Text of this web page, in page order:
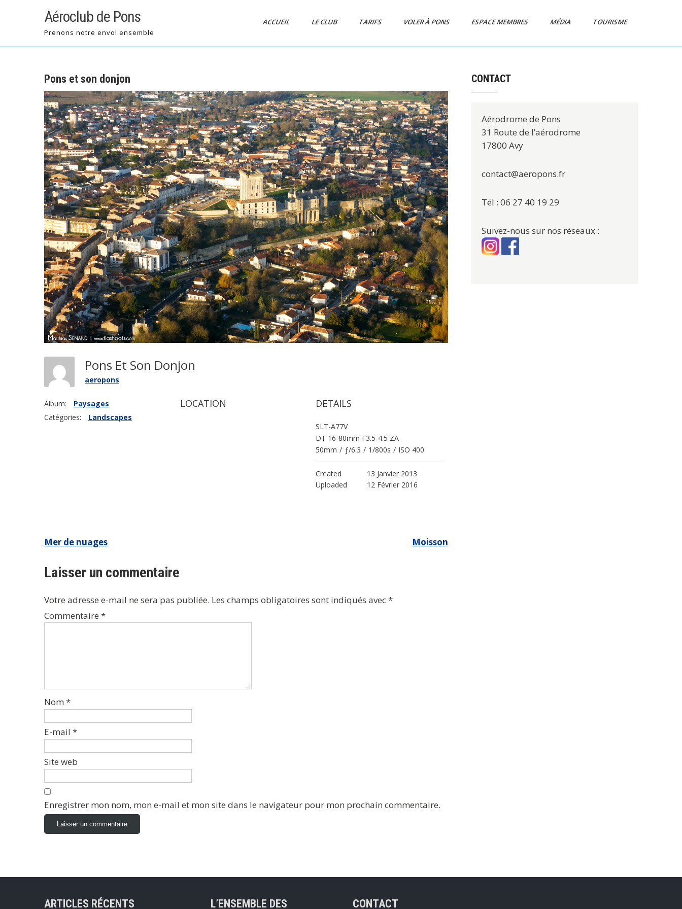
Aéroclub de Pons
Prenons notre envol ensemble
ACCUEIL LE CLUB TARIFS VOLER À PONS ESPACE MEMBRES MÉDIA TOURISME
Pons et son donjon
Pons Et Son Donjon
aeropons
Album:
Paysages
Catégories:
Landscapes
LOCATION DETAILS
SLT-A77V
DT 16-80mm F3.5-4.5 ZA
50mm / ƒ/6.3 / 1/800s / ISO 400
Created
13 Janvier 2013
Uploaded
12 Février 2016
Navigation
l’article
Mer de nuages Moisson
Laisser un commentaire
Votre adresse e-mail ne sera pas publiée. Les champs obligatoires sont indiqués avec*
Commentaire *
Nom *
E-mail *
Site web
Enregistrer mon nom, mon e-mail et mon site dans le navigateur pour mon prochain commentaire.
CONTACT
Aérodrome de Pons
31 Route de l’aérodrome
17800 Avy
contact@aeropons.fr
Tél : 06 27 40 19 29
Suivez-nous sur nos réseaux :
ARTICLES RÉCENTS L’ENSEMBLE DES CONTACT